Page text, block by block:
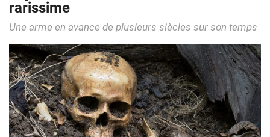
rarissime
Une arme en avance de plusieurs siècles sur son temps